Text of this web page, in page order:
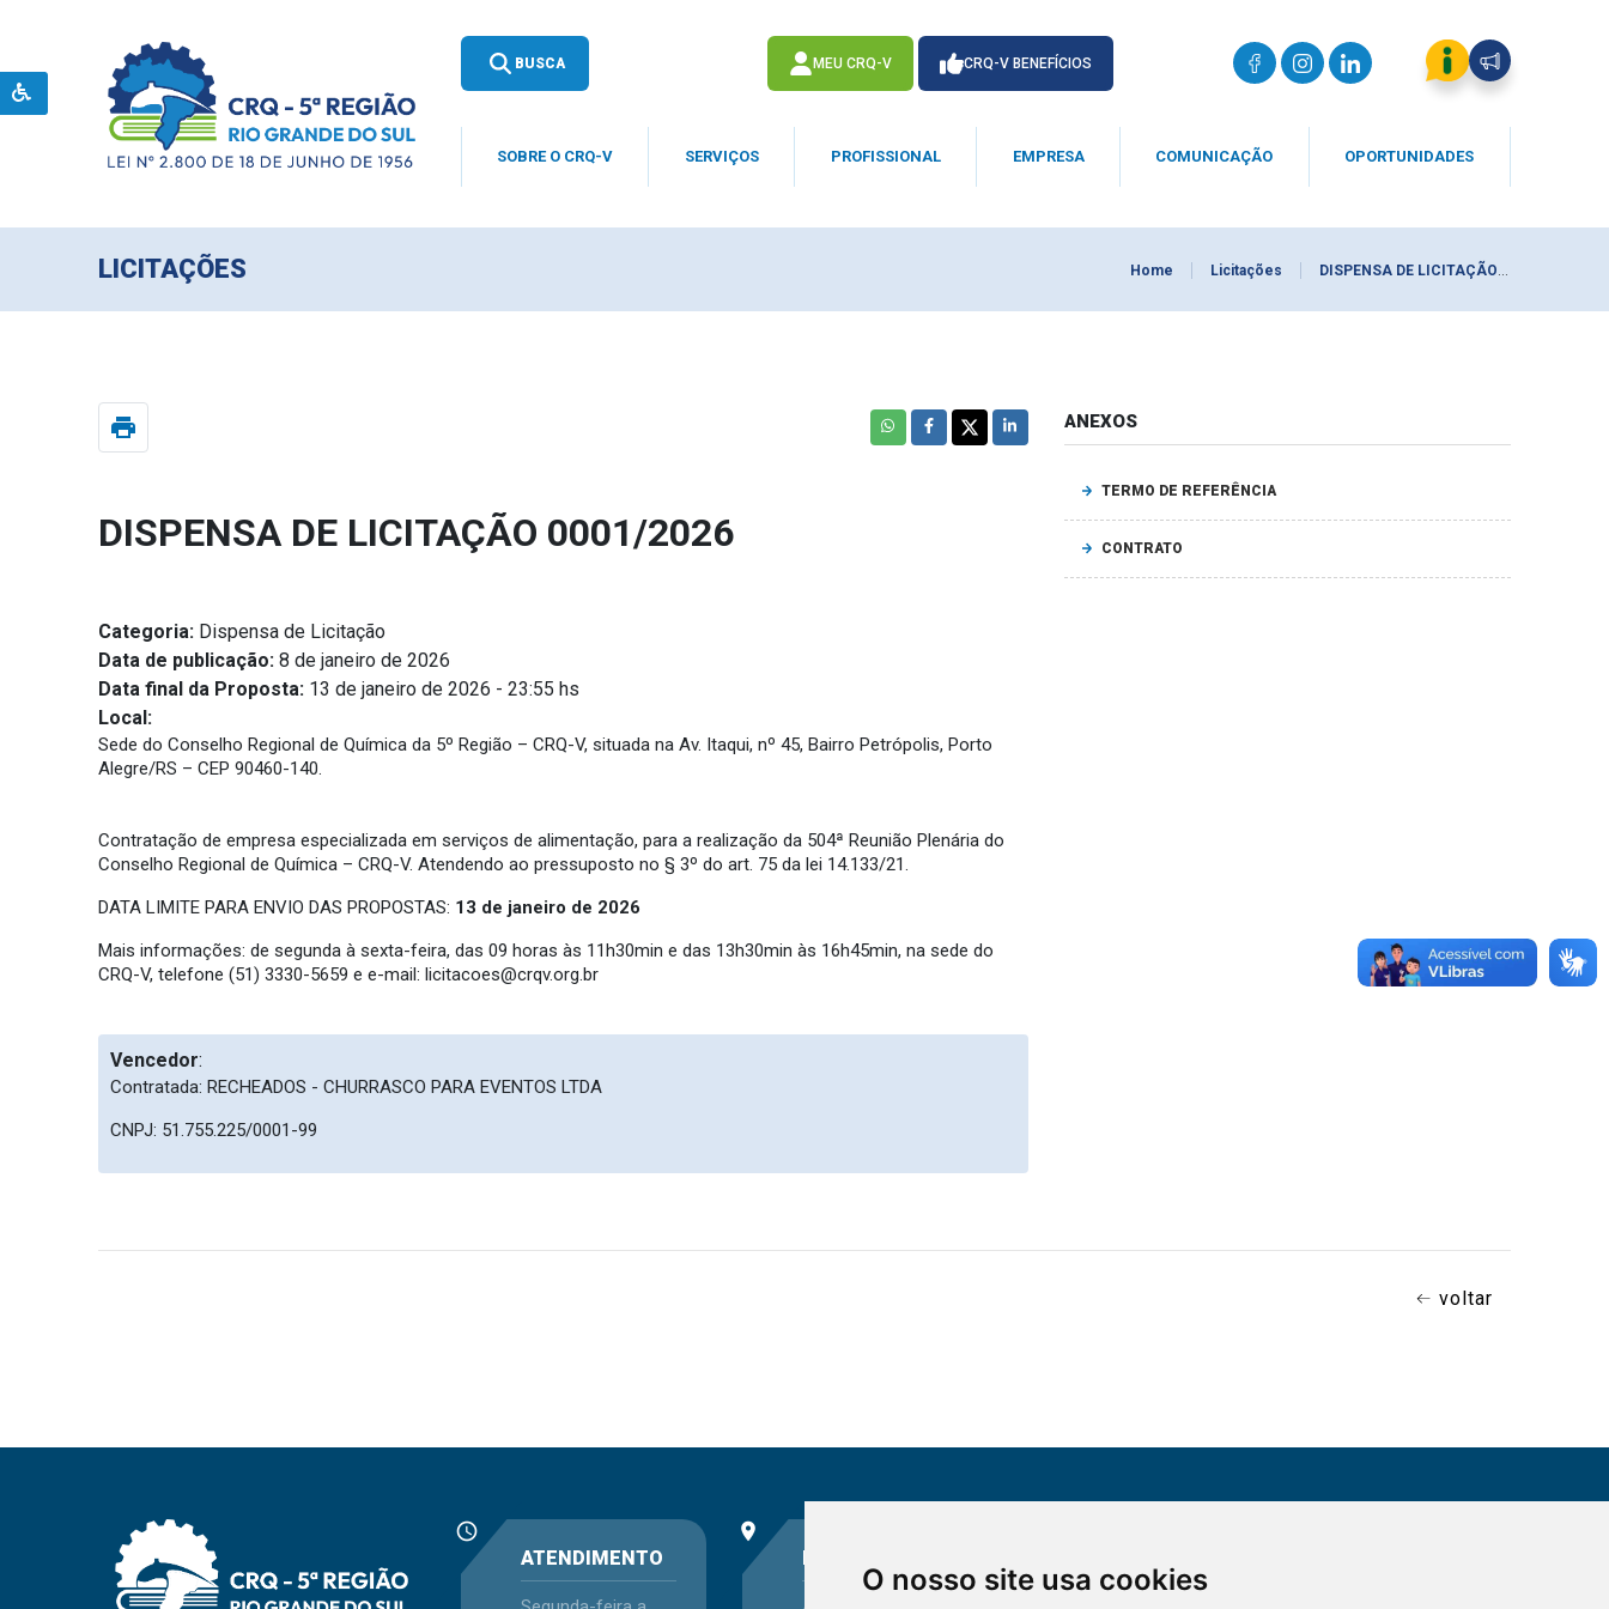
O nosso site usa cookies
BUSCA MEU CRQ-V CRQ-V BENEFÍCIOS
SOBRE O CRQ-V SERVIÇOS PROFISSIONAL EMPRESA COMUNICAÇÃO OPORTUNIDADES
LICITAÇÕES Home Licitações DISPENSA DE LICITAÇÃO 0001/2026
print
DISPENSA DE LICITAÇÃO 0001/2026
Categoria: Dispensa de Licitação
Data de publicação: 8 de janeiro de 2026
Data final da Proposta: 13 de janeiro de 2026 - 23:55 hs
Local:
Sede do Conselho Regional de Química da 5º Região – CRQ-V, situada na Av. Itaqui, nº 45, Bairro Petrópolis, Porto
Alegre/RS – CEP 90460-140.
Contratação de empresa especializada em serviços de alimentação, para a realização da 504ª Reunião Plenária do
Conselho Regional de Química – CRQ-V. Atendendo ao pressuposto no § 3º do art. 75 da lei 14.133/21.
DATA LIMITE PARA ENVIO DAS PROPOSTAS: 13 de janeiro de 2026
Mais informações: de segunda à sexta-feira, das 09 horas às 11h30min e das 13h30min às 16h45min, na sede do
CRQ-V, telefone (51) 3330-5659 e e-mail:licitacoes@crqv.org.br
Vencedor:
Contratada: RECHEADOS - CHURRASCO PARA EVENTOS LTDA
CNPJ: 51.755.225/0001-99
ANEXOS
TERMO DE REFERÊNCIA
CONTRATO
voltar
schedule
ATENDIMENTO
place
ENDEREÇO